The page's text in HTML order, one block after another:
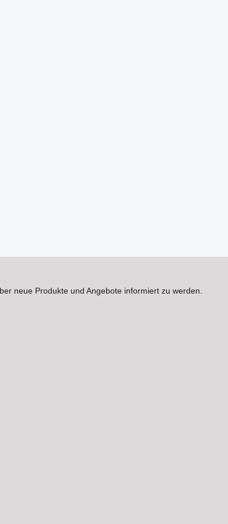
neue Produkte und Angebote informiert zu werden.